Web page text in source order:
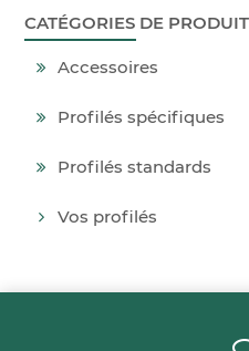
CATÉGORIES DE
Accessoires
Profilés spécifiques
Profilés standards
Vos profilés